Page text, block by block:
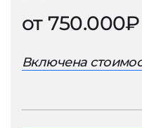
от 750.000₽
Включена